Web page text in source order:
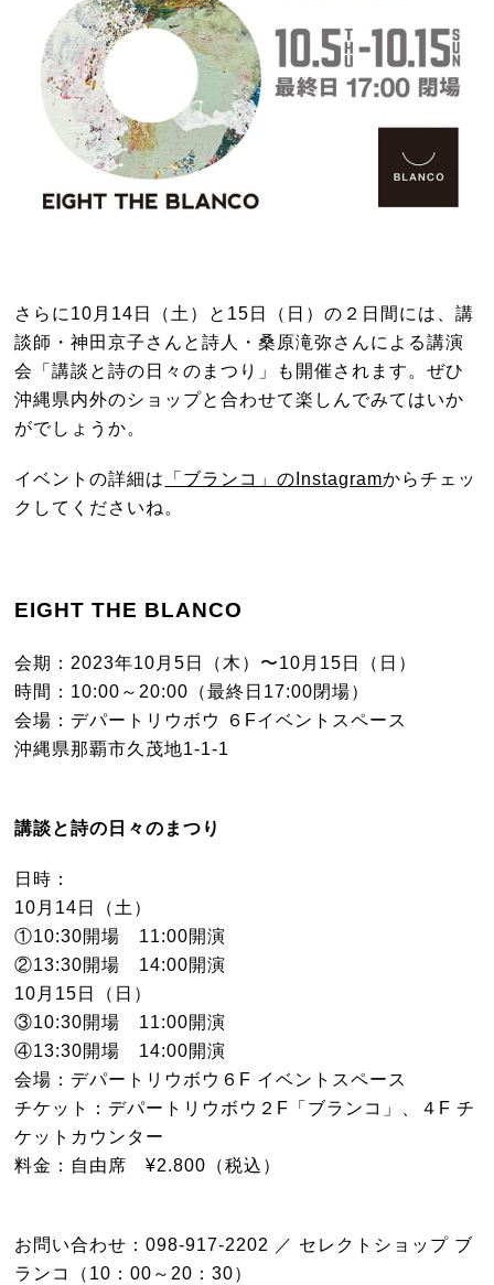
さらに10月14日（土）と15日（日）の２日間には、講
談師・神田京子さんと詩人・桑原滝弥さんによる講演
会「講談と詩の日々のまつり」も開催されます。ぜひ
沖縄県内外のショップと合わせて楽しんでみてはいか
がでしょうか。
イベントの詳細は 「ブランコ」のInstagramからチェッ
クしてくださいね。
EIGHT THE BLANCO
会期：2023年10月5日（木）〜10月15日（日）
時間：10:00～20:00（最終日17:00閉場）
会場：デパートリウボウ ６Fイベントスペース
沖縄県那覇市久茂地1-1-1
講談と詩の日々のまつり
日時：
10月14日（土）
①10:30開場 11:00開演
②13:30開場 14:00開演
10月15日（日）
③10:30開場 11:00開演
④13:30開場 14:00開演
会場：デパートリウボウ６F イベントスペース
チケット：デパートリウボウ２F「ブランコ」、４F チ
ケットカウンター
料金：自由席 ¥2.800（税込）
お問い合わせ：098-917-2202 ／ セレクトショップ ブ
ランコ（10：00～20：30）